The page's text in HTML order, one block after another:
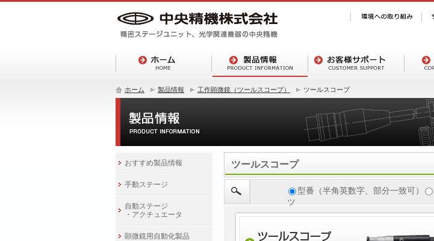
ホーム 製品情報 工作顕微鏡（ツールスコープ） ツールスコープ
ツールスコープ
型番（半角英数字、部分一致可）
ツ
おすすめ製品情報
手動ステージ
自動ステージ
・アクチュエータ
顕微鏡用自動化製品